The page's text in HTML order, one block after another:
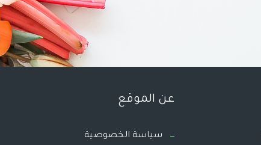
عن الموقع
سياسة الخصوصية